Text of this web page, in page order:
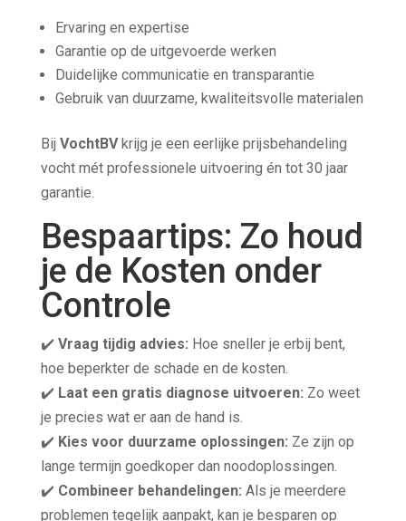
Ervaring en expertise
Garantie op de uitgevoerde werken
Duidelijke communicatie en transparantie
Gebruik van duurzame, kwaliteitsvolle materialen
Bij VochtBVkrijg je een eerlijke prijsbehandeling
vocht mét professionele uitvoering én tot 30 jaar
garantie.
Bespaartips: Zo houd
je de Kosten onder
Controle
✔️ Vraag tijdig advies: Hoe sneller je erbij bent,
hoe beperkter de schade en de kosten.
✔️ Laat een gratis diagnose uitvoeren: Zo weet
je precies wat er aan de hand is.
✔️ Kies voor duurzame oplossingen: Ze zijn op
lange termijn goedkoper dan noodoplossingen.
✔️ Combineer behandelingen: Als je meerdere
problemen tegelijk aanpakt, kan je besparen op